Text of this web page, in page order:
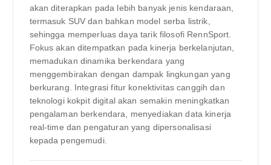
akan diterapkan pada lebih banyak jenis kendaraan,
termasuk SUV dan bahkan model serba listrik,
sehingga memperluas daya tarik filosofi RennSport.
Fokus akan ditempatkan pada kinerja berkelanjutan,
memadukan dinamika berkendara yang
menggembirakan dengan dampak lingkungan yang
berkurang. Integrasi fitur konektivitas canggih dan
teknologi kokpit digital akan semakin meningkatkan
pengalaman berkendara, menyediakan data kinerja
real-time dan pengaturan yang dipersonalisasi
kepada pengemudi.